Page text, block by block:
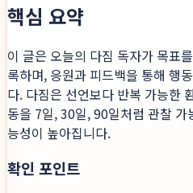
핵심 요약
이 글은 오늘의 다짐 독자가 목표
록하며, 응원과 피드백을 통해 행
다. 다짐은 선언보다 반복 가능한
동을 7일, 30일, 90일처럼 관찰
능성이 높아집니다.
확인 포인트